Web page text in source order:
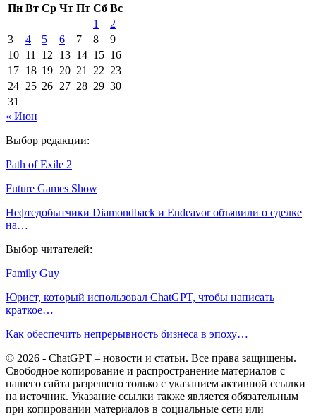
Пн Вт Ср Чт Пт Сб Вс
1
2
3
4 5 6 7 8
9
10 11 12 13 14 15 16
17 18 19 20 21 22 23
24 25 26 27 28 29 30
31
« Июн
Выбор редакции:
Path of Exile 2
Future Games Show
Нефтедобытчики Diamondback и Endeavor объявили о сделке
на…
Выбор читателей:
Family Guy
Юрист, который использовал ChatGPT, чтобы написать
краткое…
Как обеспечить непрерывность бизнеса в эпоху…
© 2026 - ChatGPT – новости и статьи. Все права защищены.
Свободное копирование и распространение материалов с
нашего сайта разрешено только с указанием активной ссылки
на источник. Указание ссылки также является обязательным
при копировании материалов в социальные сети или